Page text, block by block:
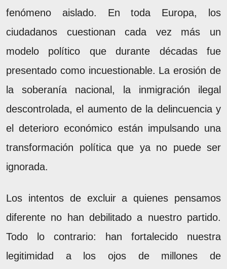
fenómeno aislado. En toda Europa, los
ciudadanos cuestionan cada vez más un
modelo político que durante décadas fue
presentado como incuestionable. La erosión de
la soberanía nacional, la inmigración ilegal
descontrolada, el aumento de la delincuencia y
el deterioro económico están impulsando una
transformación política que ya no puede ser
ignorada.
Los intentos de excluir a quienes pensamos
diferente no han debilitado a nuestro partido.
Todo lo contrario: han fortalecido nuestra
legitimidad a los ojos de millones de